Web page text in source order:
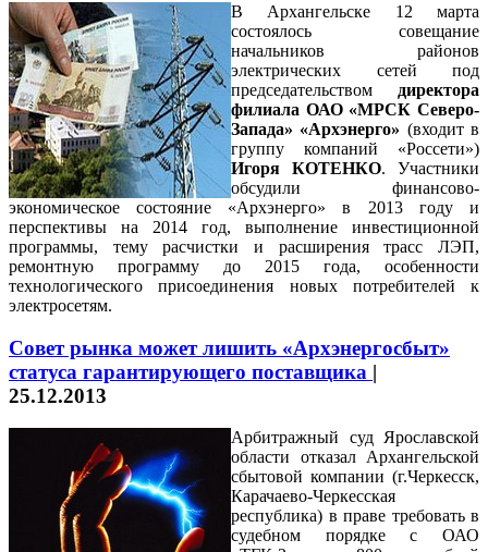
В Архангельске 12 марта
состоялось совещание
начальников районов
электрических сетей под
председательством директора
филиала ОАО «МРСК Северо-
Запада» «Архэнерго» (входит в
группу компаний «Россети»)
Игоря КОТЕНКО. Участники
обсудили финансово-
экономическое состояние «Архэнерго» в 2013 году и
перспективы на 2014 год, выполнение инвестиционной
программы, тему расчистки и расширения трасс ЛЭП,
ремонтную программу до 2015 года, особенности
технологического присоединения новых потребителей к
электросетям.
Совет рынка может лишить «Архэнергосбыт»
статуса гарантирующего поставщика |
25.12.2013
Арбитражный суд Ярославской
области отказал Архангельской
сбытовой компании (г.Черкесск,
Карачаево-Черкесская
республика) в праве требовать в
судебном порядке с ОАО